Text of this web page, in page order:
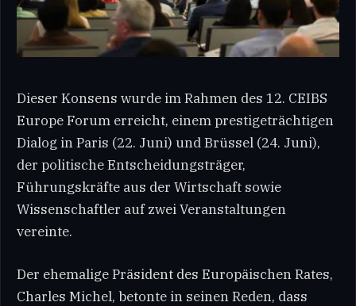
Dieser Konsens wurde im Rahmen des 12. CEIBS
Europe Forum erreicht, einem prestigeträchtigen
Dialog in Paris (22. Juni) und Brüssel (24. Juni),
der politische Entscheidungsträger,
Führungskräfte aus der Wirtschaft sowie
Wissenschaftler auf zwei Veranstaltungen
vereinte.
Der ehemalige Präsident des Europäischen Rates,
Charles Michel, betonte in seinen Reden, dass